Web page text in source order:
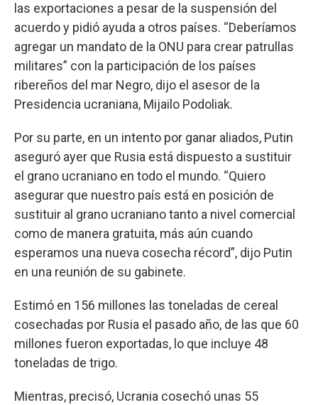
las exportaciones a pesar de la suspensión del
acuerdo y pidió ayuda a otros países. “Deberíamos
agregar un mandato de la ONU para crear patrullas
militares” con la participación de los países
ribereños del mar Negro, dijo el asesor de la
Presidencia ucraniana, Mijailo Podoliak.
Por su parte, en un intento por ganar aliados, Putin
aseguró ayer que Rusia está dispuesto a sustituir
el grano ucraniano en todo el mundo. “Quiero
asegurar que nuestro país está en posición de
sustituir al grano ucraniano tanto a nivel comercial
como de manera gratuita, más aún cuando
esperamos una nueva cosecha récord”, dijo Putin
en una reunión de su gabinete.
Estimó en 156 millones las toneladas de cereal
cosechadas por Rusia el pasado año, de las que 60
millones fueron exportadas, lo que incluye 48
toneladas de trigo.
Mientras, precisó, Ucrania cosechó unas 55